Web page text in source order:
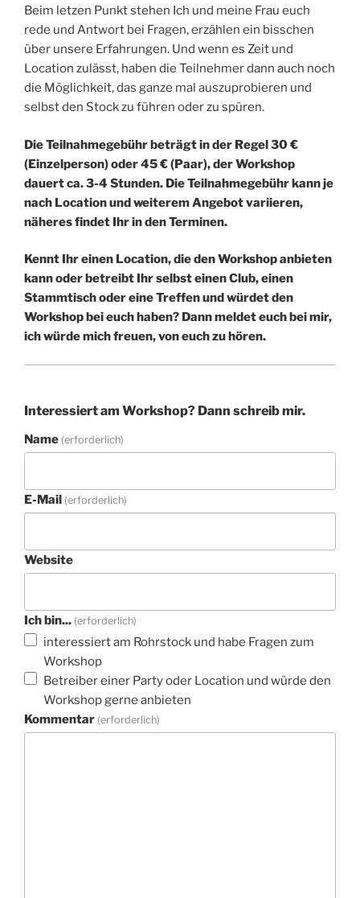
Beim letzen Punkt stehen Ich und meine Frau euch
rede und Antwort bei Fragen, erzählen ein bisschen
über unsere Erfahrungen. Und wenn es Zeit und
Location zulässt, haben die Teilnehmer dann auch noch
die Möglichkeit, das ganze mal auszuprobieren und
selbst den Stock zu führen oder zu spüren.
Die Teilnahmegebühr beträgt in der Regel 30 €
(Einzelperson) oder 45 € (Paar), der Workshop
dauert ca. 3-4 Stunden. Die Teilnahmegebühr kann je
nach Location und weiterem Angebot variieren,
näheres findet Ihr in den Terminen.
Kennt Ihr einen Location, die den Workshop anbieten
kann oder betreibt Ihr selbst einen Club, einen
Stammtisch oder eine Treffen und würdet den
Workshop bei euch haben? Dann meldet euch bei mir,
ich würde mich freuen, von euch zu hören.
Interessiert am Workshop? Dann schreib mir.
Name (erforderlich)
E-Mail (erforderlich)
Website
Ich bin... (erforderlich)
interessiert am Rohrstock und habe Fragen zum
Workshop
Betreiber einer Party oder Location und würde den
Workshop gerne anbieten
Kommentar (erforderlich)